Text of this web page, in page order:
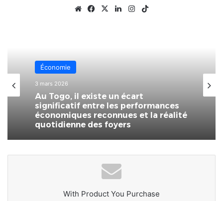
WebsiteFacebook
X LinkedinInstagram
Économie
3 mars 2026
Au Togo, il existe un écart
significatif entre les performances
économiques reconnues et la réalité
quotidienne des foyers
With Product You Purchase